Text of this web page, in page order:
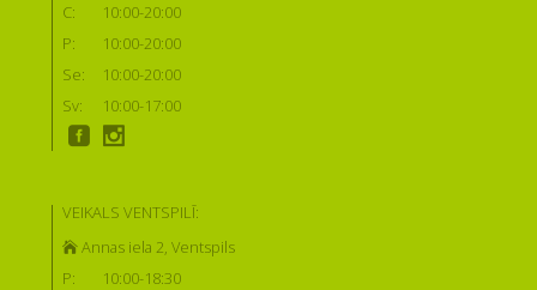
C:
10:00-20:00
P:
10:00-20:00
Se:
10:00-20:00
Sv:
10:00-17:00
VEIKALS VENTSPILĪ:
Annas iela 2, Ventspils
P:
10:00-18:30